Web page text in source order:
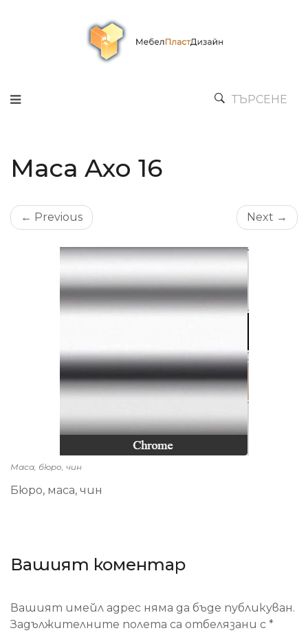
ТЪРСЕНЕ
Маса Axo 16
← Previous Next →
Маса, бюро, чин
Бюро, маса, чин
Вашият коментар
Вашият имейл адрес няма да бъде публикуван.
Задължителните полета са отбелязани с *